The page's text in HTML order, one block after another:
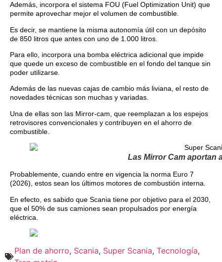
Además, incorpora el sistema FOU (Fuel Optimization Unit) que
permite aprovechar mejor el volumen de combustible.
Es decir, se mantiene la misma autonomía útil con un depósito
de 850 litros que antes con uno de 1.000 litros.
Para ello, incorpora una bomba eléctrica adicional que impide
que quede un exceso de combustible en el fondo del tanque sin
poder utilizarse.
Además de las nuevas cajas de cambio más liviana, el resto de
novedades técnicas son muchas y variadas.
Una de ellas son las Mirror-cam, que reemplazan a los espejos
retrovisores convencionales y contribuyen en el ahorro de
combustible.
Las Mirror Cam aportan
Probablemente, cuando entre en vigencia la norma Euro 7
(2026), estos sean los últimos motores de combustión interna.
En efecto, es sabido que Scania tiene por objetivo para el 2030,
que el 50% de sus camiones sean propulsados por energía
eléctrica.
Plan de ahorro, Scania, Super Scania, Tecnología,